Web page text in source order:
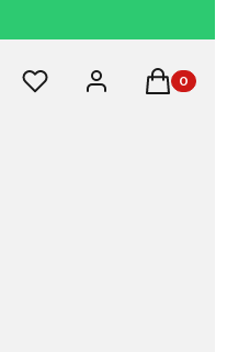
Ulubione Zaloguj sięProdukty w
Koszyk